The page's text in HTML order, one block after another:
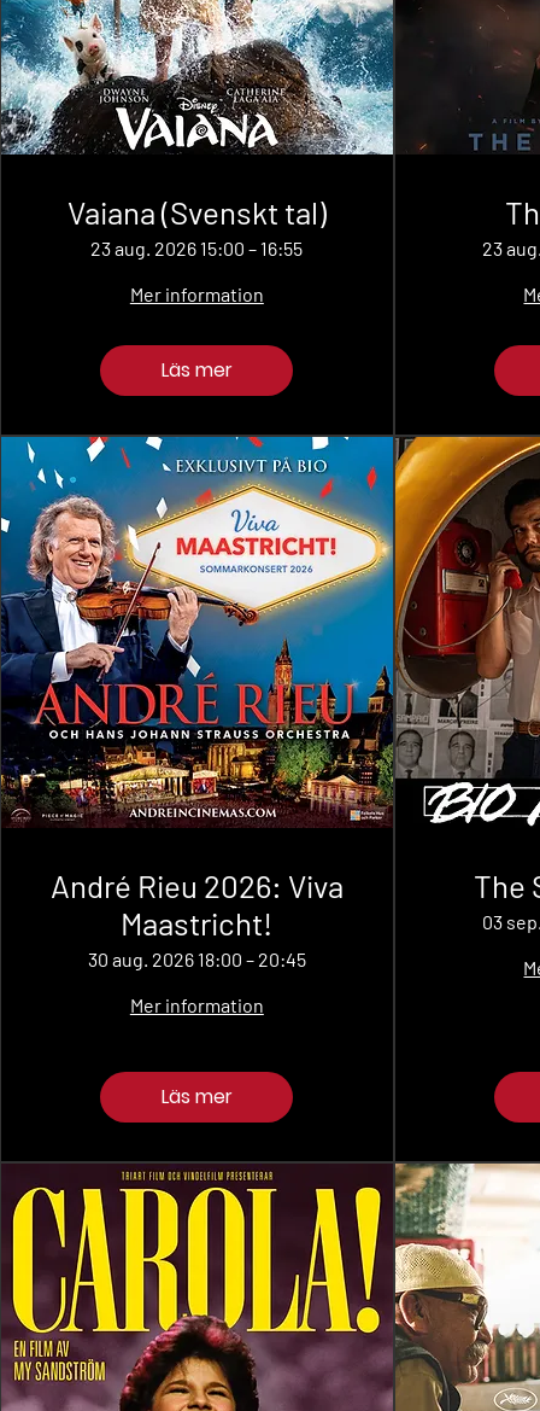
Vaiana (Svenskt tal)
23 aug. 2026 15:00 – 16:55
Mer information
Läs mer
23
André Rieu 2026: Viva
Maastricht!
30 aug. 2026 18:00 – 20:45
Mer information
Läs mer
The
03